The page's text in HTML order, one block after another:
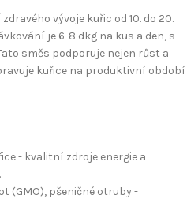
vývoje kuřic od 10. do 20.
je 6-8 dkg na kus a den, s
směs podporuje nejen růst a
kuřice na produktivní období
- kvalitní zdroje energie a
(GMO), pšeničné otruby -